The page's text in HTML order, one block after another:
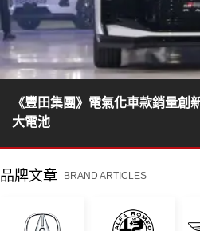
《豐田集團》電氣化車款銷量創
大電池
品牌文章 BRAND ARTICLES